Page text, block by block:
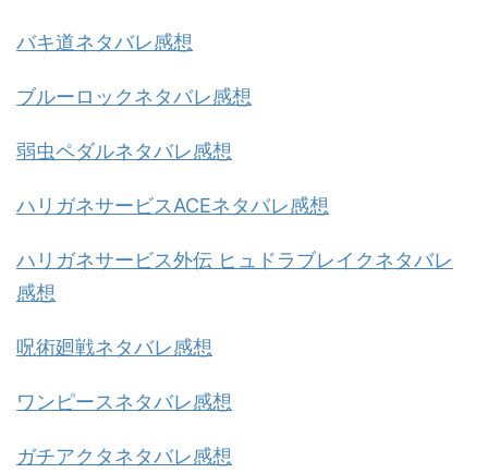
バキ道ネタバレ感想
ブルーロックネタバレ感想
弱虫ペダルネタバレ感想
ハリガネサービスACEネタバレ感想
ハリガネサービス外伝 ヒュドラブレイクネタバレ
感想
呪術廻戦ネタバレ感想
ワンピースネタバレ感想
ガチアクタネタバレ感想